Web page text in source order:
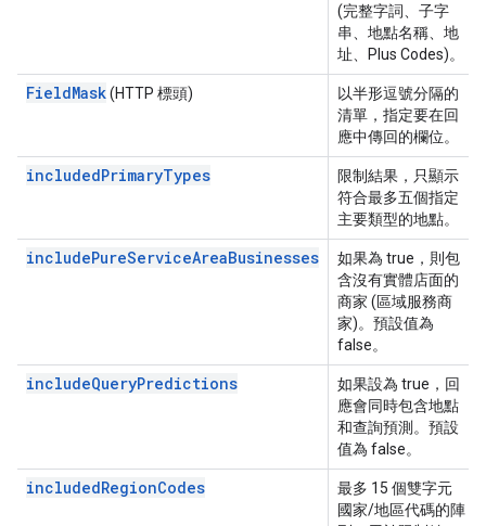
(完整字詞、子字
串、地點名稱、地
址、Plus Codes)。
FieldMask(HTTP 標頭)
以半形逗號分隔的
清單，指定要在回
應中傳回的欄位。
includedPrimaryTypes
限制結果，只顯示
符合最多五個指定
主要類型的地點。
includePureServiceAreaBusinesses
如果為 true，則包
含沒有實體店面的
商家 (區域服務商
家)。預設值為
false。
includeQueryPredictions
如果設為 true，回
應會同時包含地點
和查詢預測。預設
值為 false。
includedRegionCodes
最多 15 個雙字元
國家/地區代碼的陣